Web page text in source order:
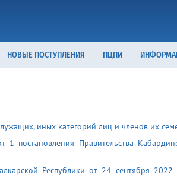
НОВЫЕ ПОСТУПЛЕНИЯ ПЦПИ
иных категорий лиц и членов их
постановления Правительства
Республики от 24 сентября 2022